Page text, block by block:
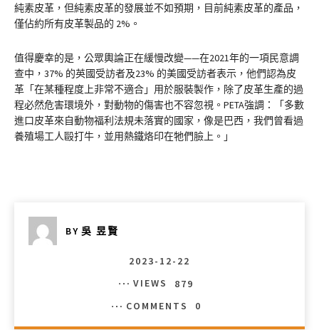
純素皮革，但純素皮革的發展並不如預期，目前純素皮革的產品，
僅佔約所有皮革製品的 2%。
值得慶幸的是，公眾輿論正在緩慢改變——在2021年的一項民意調
查中，37% 的英國受訪者及23% 的美國受訪者表示，他們認為皮
革「在某種程度上非常不適合」用於服裝製作，除了皮革生產的過
程必然危害環境外，對動物的傷害也不容忽視。PETA強調：「多數
進口皮革來自動物福利法規未落實的國家，像是巴西，我們曾看過
養殖場工人毆打牛，並用熱鐵烙印在牠們臉上。」
BY 吳 昱賢
2023-12-22
VIEWS
879
COMMENTS
0